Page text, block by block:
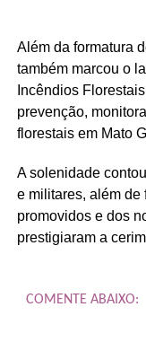
Além da formatura
também marcou o
Incêndios
prevenção,
florestais em Mato
A solenidade
e militares, além de
promovidos e dos
prestigiaram a
COMENTE ABAIXO: